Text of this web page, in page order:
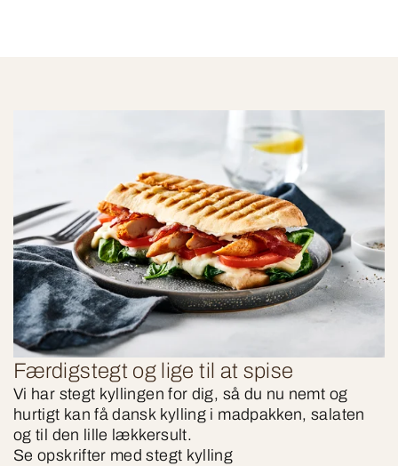
Færdigstegt og lige til at spise
Vi har stegt kyllingen for dig, så du nu nemt og
hurtigt kan få dansk kylling i madpakken, salaten
og til den lille lækkersult.
Se opskrifter med stegt kylling